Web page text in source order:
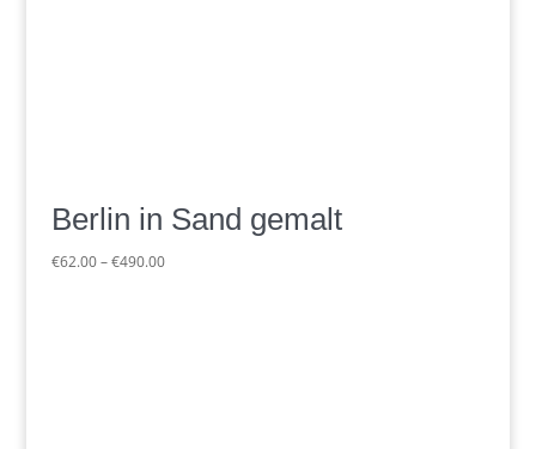
Berlin in Sand gemalt
€62.00 –€490.00Preisspanne: